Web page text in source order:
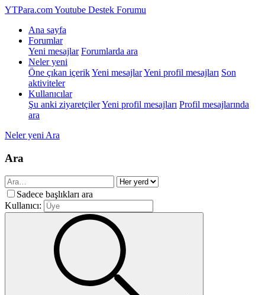
YTPara.comYoutube Destek Forumu
Ana sayfa
Forumlar
Yeni mesajlar Forumlarda ara
Neler yeni
Öne çıkan içerikYeni mesajlarYeni profil mesajları Son
aktiviteler
Kullanıcılar
Şu anki ziyaretçilerYeni profil mesajları Profil mesajlarında
ara
Neler yeni Ara
Ara
Sadece başlıkları ara
Kullanıcı: